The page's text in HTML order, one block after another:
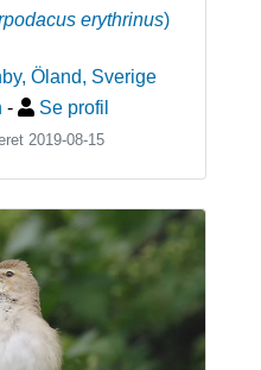
erythrinus)
Öland, Sverige
- Se profil
2019-08-15